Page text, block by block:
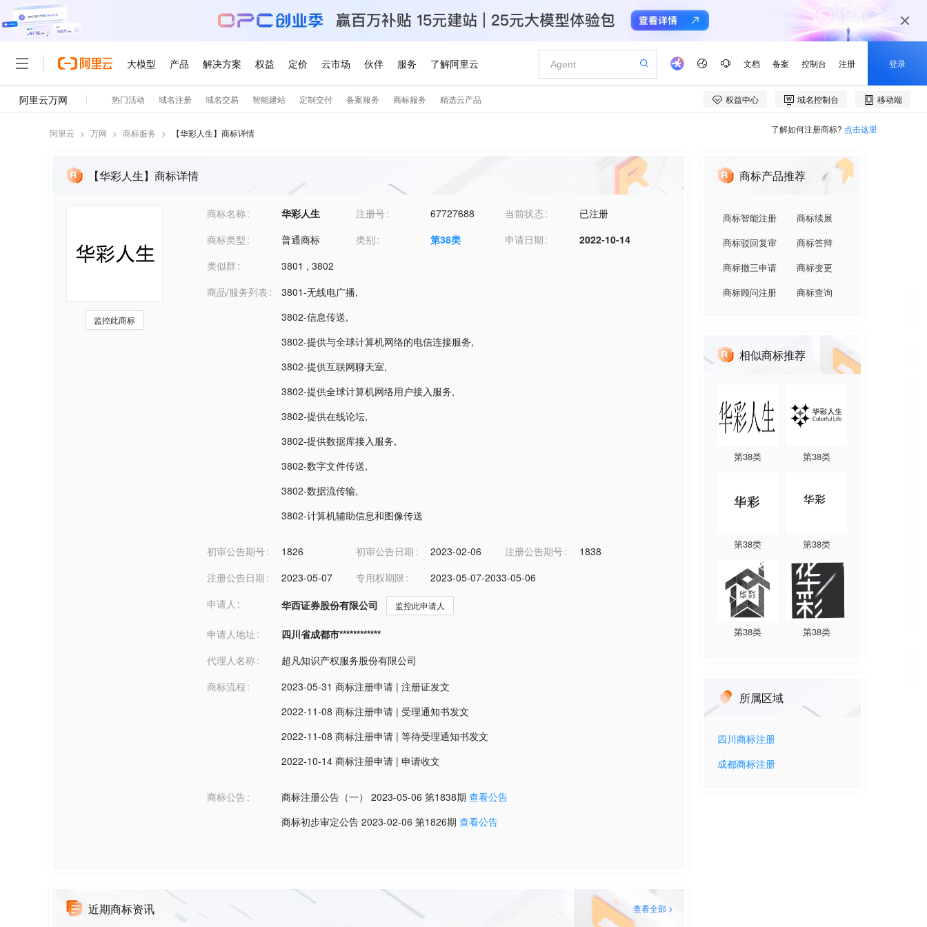
阿里云 > 万网 > 商标服务 > 【华彩人生】商标详情 了解如何注册商标? 点击这里
【华彩人生】商标详情
监控此商标
商标名称 华彩人生 注册号 67727688 当前状态
已注册
商标类型
普通商标 类别 第38类 申请日期
2022-10-14
类似群
3801 , 3802
商品/服务列表
3801-无线电广播,
3802-信息传送,
3802-提供与全球计算机网络的电信连接服务,
3802-提供互联网聊天室,
3802-提供全球计算机网络用户接入服务,
3802-提供在线论坛,
3802-提供数据库接入服务,
3802-数字文件传送,
3802-数据流传输,
3802-计算机辅助信息和图像传送
初审公告期号 1826 初审公告日期 2023-02-06 注册公告期号
1838
注册公告日期
2023-05-07 专用权期限
2023-05-07-2033-05-06
申请人
华西证券股份有限公司 监控此申请人
申请人地址
四川省成都市************
代理人名称
超凡知识产权服务股份有限公司
商标流程
2023-05-31 商标注册申请 | 注册证发文
2022-11-08 商标注册申请 | 受理通知书发文
2022-11-08 商标注册申请 | 等待受理通知书发文
2022-10-14 商标注册申请 | 申请收文
商标公告 商标注册公告（一） 2023-05-06 第1838期 查看公告
商标初步审定公告 2023-02-06 第1826期 查看公告
近期商标资讯 查看全部 >
商标产品推荐
商标智能注册
商标续展
商标驳回复审
商标答辩
商标撤三申请
商标变更
商标顾问注册
商标查询
相似商标推荐
第38类 第38类
第38类 第38类
第38类 第38类
所属区域
四川 商标注册
成都商标注册